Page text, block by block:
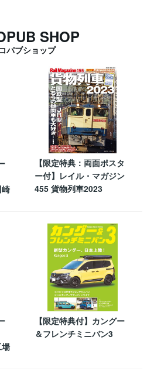
SHOP
パブショップ
【限定特典：両面ポスタ
ー付】レイル・マガジン
455 貨物列車2023
【限定特典付】カングー
＆フレンチミニバン3